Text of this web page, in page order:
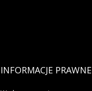
INFORMACJE PRAWNE